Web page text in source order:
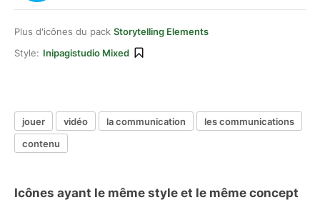
Plus d'icônes du pack Storytelling Elements
Style: Inipagistudio Mixed
jouer vidéo la communication
les communications
contenu
Icônes ayant le même style et le même concept